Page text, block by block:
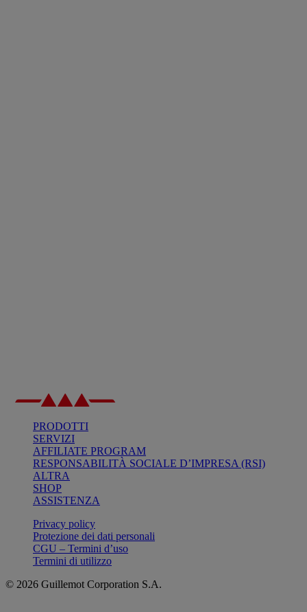
PRODOTTI
SERVIZI
AFFILIATE PROGRAM
RESPONSABILITÀ SOCIALE D’IMPRESA (RSI)
ALTRA
SHOP
ASSISTENZA
Privacy policy
Protezione dei dati personali
CGU – Termini d’uso
Termini di utilizzo
© 2026 Guillemot Corporation S.A.